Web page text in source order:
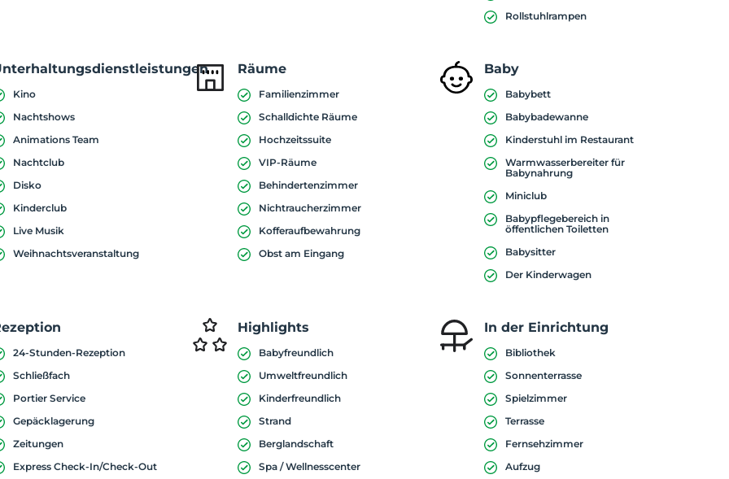
Rollstuhlrampen
Kino
Nachtshows
Animations Team
Nachtclub
Disko
Kinderclub
Live Musik
Weihnachtsveranstaltung
Räume
Familienzimmer
Schalldichte Räume
Hochzeitssuite
VIP-Räume
Behindertenzimmer
Nichtraucherzimmer
Kofferaufbewahrung
Obst am Eingang
Baby
Babybett
Babybadewanne
Kinderstuhl im Restaurant
Warmwasserbereiter für
Babynahrung
Miniclub
Babypflegebereich in
öffentlichen Toiletten
Babysitter
Der Kinderwagen
24-Stunden-Rezeption
Schließfach
Portier Service
Gepäcklagerung
Zeitungen
Express Check-In/Check-Out
Highlights
Babyfreundlich
Umweltfreundlich
Kinderfreundlich
Strand
Berglandschaft
Spa / Wellnesscenter
In der Einrichtung
Bibliothek
Sonnenterrasse
Spielzimmer
Terrasse
Fernsehzimmer
Aufzug